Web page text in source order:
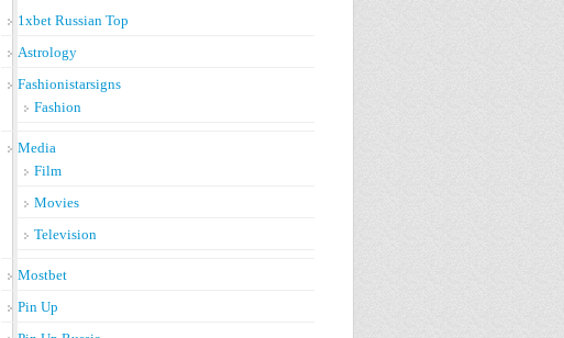
1xbet Russian Top
Astrology
Fashionistarsigns
Fashion
Media
Film
Movies
Television
Mostbet
Pin Up